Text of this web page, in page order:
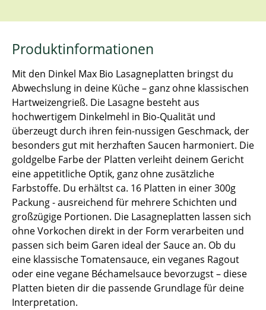
Produktinformationen
Mit den Dinkel Max Bio Lasagneplatten bringst du
Abwechslung in deine Küche – ganz ohne klassischen
Hartweizengrieß. Die Lasagne besteht aus
hochwertigem Dinkelmehl in Bio-Qualität und
überzeugt durch ihren fein-nussigen Geschmack, der
besonders gut mit herzhaften Saucen harmoniert. Die
goldgelbe Farbe der Platten verleiht deinem Gericht
eine appetitliche Optik, ganz ohne zusätzliche
Farbstoffe. Du erhältst ca. 16 Platten in einer 300g
Packung - ausreichend für mehrere Schichten und
großzügige Portionen. Die Lasagneplatten lassen sich
ohne Vorkochen direkt in der Form verarbeiten und
passen sich beim Garen ideal der Sauce an. Ob du
eine klassische Tomatensauce, ein veganes Ragout
oder eine vegane Béchamelsauce bevorzugst – diese
Platten bieten dir die passende Grundlage für deine
Interpretation.